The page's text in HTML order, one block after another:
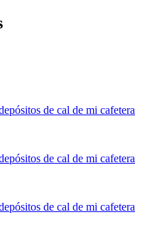
de cal de mi cafetera
de cal de mi cafetera
de cal de mi cafetera